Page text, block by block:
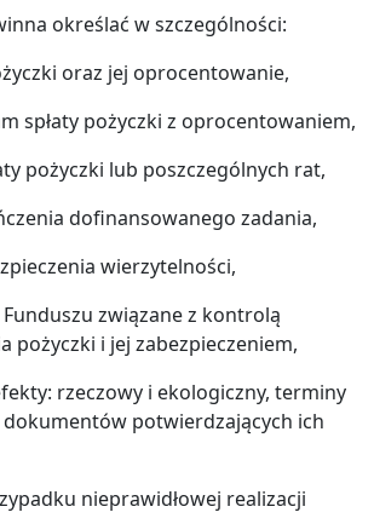
określać w szczególności:
oraz jej oprocentowanie,
spłaty pożyczki z oprocentowaniem,
pożyczki lub poszczególnych rat,
dofinansowanego zadania,
wierzytelności,
związane z kontrolą
pożyczki i jej zabezpieczeniem,
rzeczowy i ekologiczny, terminy
dokumentów potwierdzających ich
nieprawidłowej realizacji